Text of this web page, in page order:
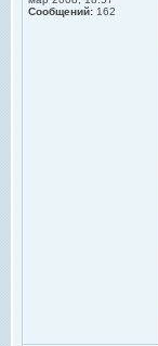
Сообщений: 162